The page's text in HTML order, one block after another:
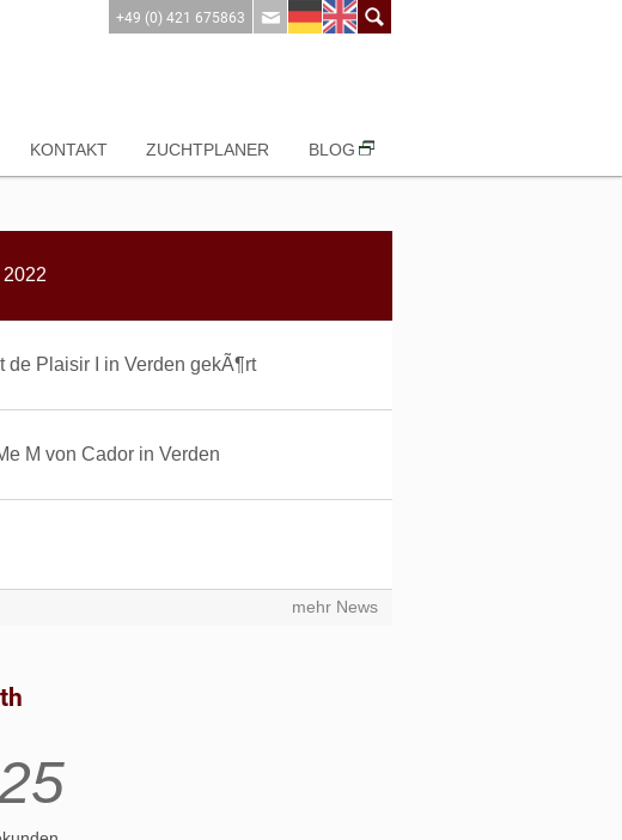
+49 (0) 421 675863
KONTAKT ZUCHTPLANER BLOG
de Plaisir I in Verden gekÃ¶rt
M von Cador in Verden
mehr News